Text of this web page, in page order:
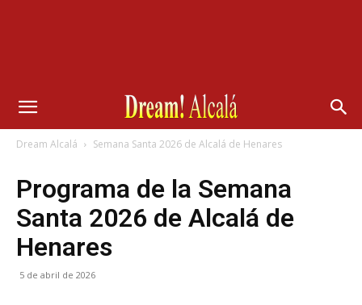
Dream Alcalá Semana Santa 2026 de Alcalá de Henares
Programa de la Semana
Santa 2026 de Alcalá de
Henares
5 de abril de 2026